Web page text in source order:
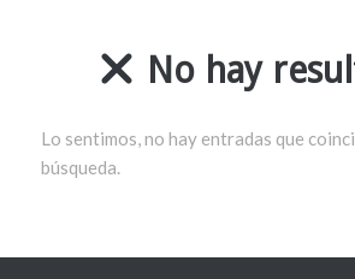
No hay
Lo sentimos, no hay entradas que
búsqueda.